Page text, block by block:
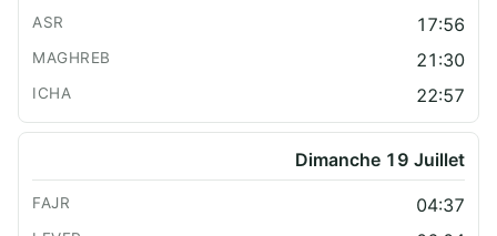
17:56
21:30
22:57
Dimanche 19 Juillet
04:37